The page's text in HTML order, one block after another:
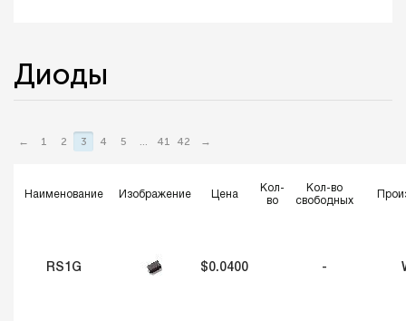
Диоды
← 1 2 3 4 5 ... 41 42 →
Наименование Изображение Цена
Кол-
во
Кол-во
свободных
RS1G $0.0400 -